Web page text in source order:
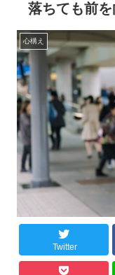
落ちても前
心構え
Twitter